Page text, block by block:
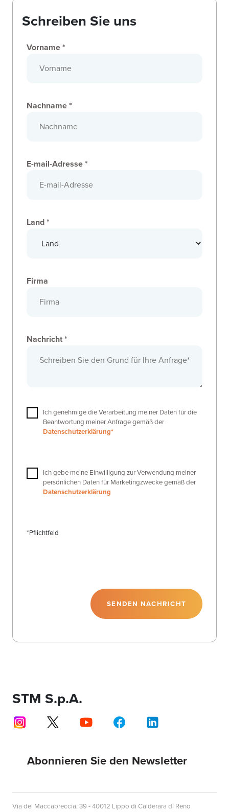
Schreiben Sie uns
Vorname *
Nachname *
E-mail-Adresse *
Land *
Firma
Nachricht *
Ich genehmige die Verarbeitung meiner Daten für die
Beantwortung meiner Anfrage gemäß der
Datenschutzerklärung*
Ich gebe meine Einwilligung zur Verwendung meiner
persönlichen Daten für Marketingzwecke gemäß der
Datenschutzerklärung
*Pflichtfeld
SENDEN NACHRICHT
STM S.p.A.
Abonnieren Sie den Newsletter
Via del Maccabreccia, 39 - 40012 Lippo di Calderara di Reno